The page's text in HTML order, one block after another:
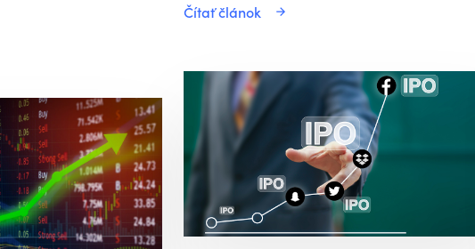
Čítať článok